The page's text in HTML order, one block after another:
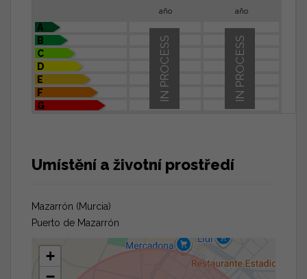
año año
A
B
C
D
E
F
G
IN PROCESS
IN PROCESS
Umístění a životní prostředí
Mazarrón (Murcia)
Puerto de Mazarrón
+